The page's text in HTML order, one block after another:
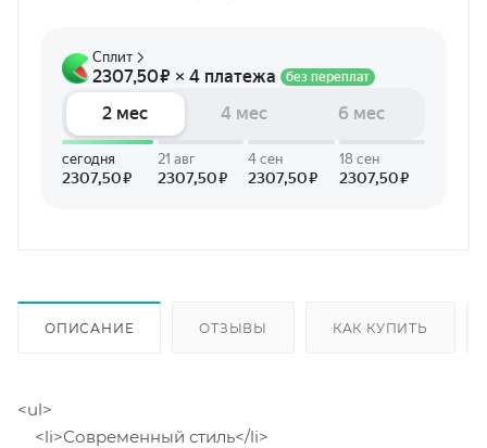
ОПИСАНИЕ ОТЗЫВЫ КАК КУПИТЬ
<ul>
<li>Современный стиль</li>